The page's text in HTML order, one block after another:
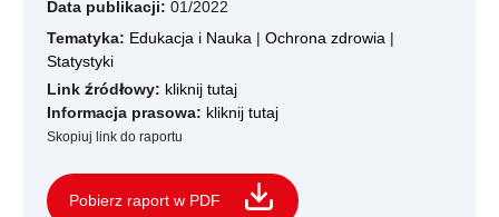
Data publikacji: 01/2022
Tematyka: Edukacja i Nauka | Ochrona zdrowia |
Statystyki
Link źródłowy: kliknij tutaj
Informacja prasowa: kliknij tutaj
Skopiuj link do raportu
Pobierz raport w PDF